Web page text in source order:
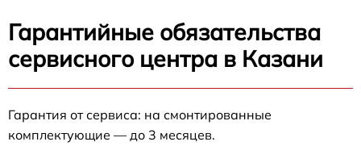
Гарантийные обязательства
сервисного центра в Казани
Гарантия от сервиса: на смонтированные
комплектующие — до 3 месяцев.